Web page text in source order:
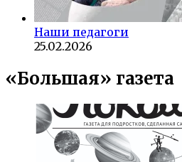
Наши педагоги
25.02.2026
«Большая» газета